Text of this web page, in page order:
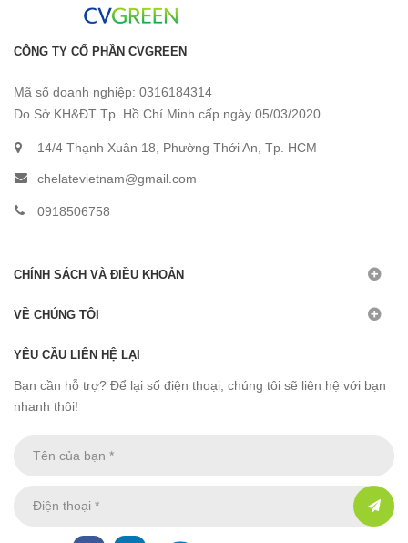
CÔNG TY CỔ PHẦN CVGREEN
Mã số doanh nghiệp: 0316184314
Do Sở KH&ĐT Tp. Hồ Chí Minh cấp ngày 05/03/2020
14/4 Thạnh Xuân 18, Phường Thới An, Tp. HCM
chelatevietnam@gmail.com
0918506758
CHÍNH SÁCH VÀ ĐIỀU KHOẢN
VỀ CHÚNG TÔI
YÊU CẦU LIÊN HỆ LẠI
Bạn cần hỗ trợ? Để lại số điện thoại, chúng tôi sẽ liên hệ với bạn
nhanh thôi!